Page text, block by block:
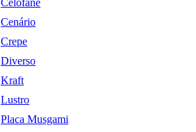
Celofane
Cenário
Crepe
Diverso
Kraft
Lustro
Placa Musgami